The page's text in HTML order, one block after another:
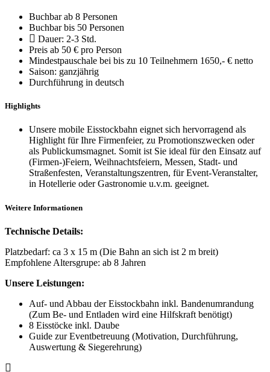
Buchbar ab 8 Personen
Buchbar bis 50 Personen
Dauer: 2-3 Std.
Preis ab 50 € pro Person
Mindestpauschale bei bis zu 10 Teilnehmern 1650,- € netto
Saison: ganzjährig
Durchführung in deutsch
Highlights
Unsere mobile Eisstockbahn eignet sich hervorragend als
Highlight für Ihre Firmenfeier, zu Promotionszwecken oder
als Publickumsmagnet. Somit ist Sie ideal für den Einsatz auf
(Firmen-)Feiern, Weihnachtsfeiern, Messen, Stadt- und
Straßenfesten, Veranstaltungszentren, für Event-Veranstalter,
in Hotellerie oder Gastronomie u.v.m. geeignet.
Weitere Informationen
Technische Details:
Platzbedarf: ca 3 x 15 m (Die Bahn an sich ist 2 m breit)
Empfohlene Altersgrupe: ab 8 Jahren
Unsere Leistungen:
Auf- und Abbau der Eisstockbahn inkl. Bandenumrandung
(Zum Be- und Entladen wird eine Hilfskraft benötigt)
8 Eisstöcke inkl. Daube
Guide zur Eventbetreuung (Motivation, Durchführung,
Auswertung & Siegerehrung)